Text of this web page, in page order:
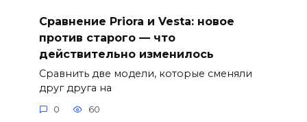
Сравнение Priora и Vesta: новое
против старого — что
действительно изменилось
Сравнить две модели, которые сменяли
друг друга на
0 60